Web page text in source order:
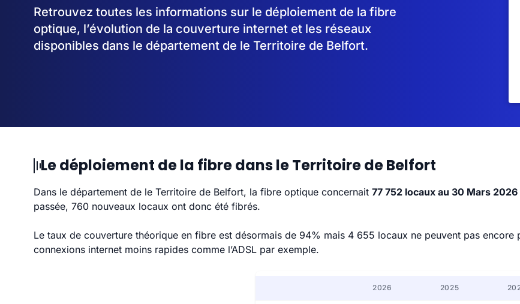
Retrouvez toutes les informations sur le déploiement de la fibre
optique, l’évolution de la couverture internet et les réseaux
disponibles dans le département de le Territoire de Belfort.
Le déploiement de la fibre dans le Territoire de Belfort
Dans le département de le Territoire de Belfort, la fibre optique concernait 77 752 locaux au 30 Mars 2026
passée, 760 nouveaux locaux ont donc été fibrés.
Le taux de couverture théorique en fibre est désormais de 94% mais 4 655 locaux ne peuvent pas
connexions internet moins rapides comme l’ADSL par exemple.
2026 2025